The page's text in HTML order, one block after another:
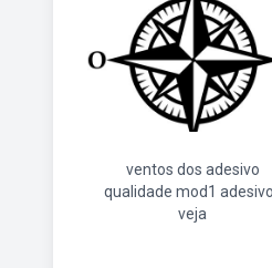
ventos dos adesivo
qualidade mod1
veja